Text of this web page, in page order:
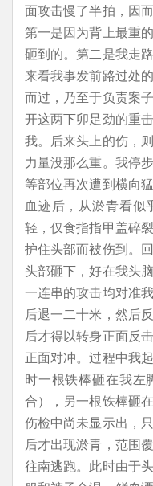
面攻击慢了半拍，因
第一是因为背上最重
砸到的。第二是我走
来看我事发前路过处
而过，乃至于负责案
开这两下卯足劲的重
我。后来头上的伤，
力量没那么重。我停
等部位再次遭到横向
血迹后，从淤青看似
轻，仅食指指甲盖碎
护住头部而被伤到。
头部砸下，好在我头
一连串的攻击均对准
后退一二十米，然后
后才得以转身正面反
正面对冲。过程中我
时一根铁棒砸在我左
合），另一根铁棒砸
伤检中尚未显示出，
后才出现淤青，范围
往南逃跑。此时由于